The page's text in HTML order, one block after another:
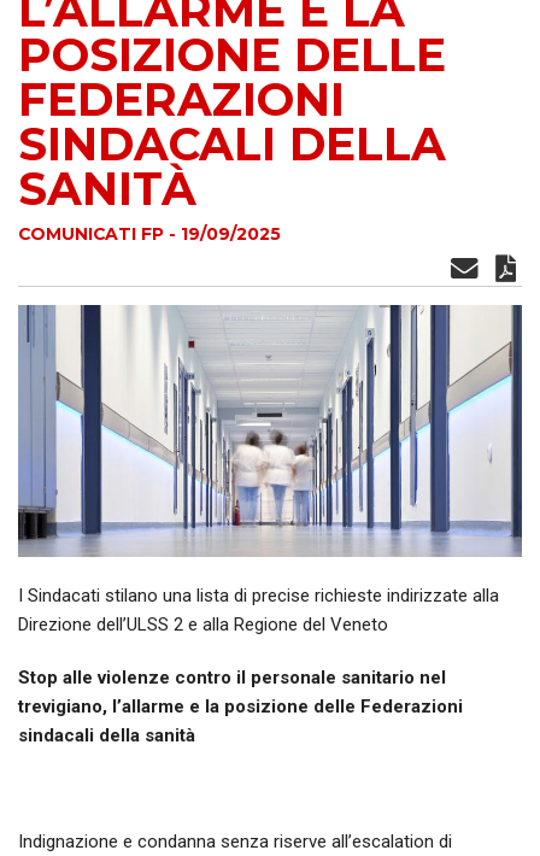
POSIZIONE DELLE
FEDERAZIONI
SINDACALI DELLA
SANITÀ
COMUNICATI FP - 19/09/2025
I Sindacati stilano una lista di precise richieste indirizzate alla
Direzione dell’ULSS 2 e alla Regione del Veneto
Stop alle violenze contro il personale sanitario nel
trevigiano, l’allarme e la posizione delle Federazioni
sindacali della sanità
Indignazione e condanna senza riserve all’escalation di